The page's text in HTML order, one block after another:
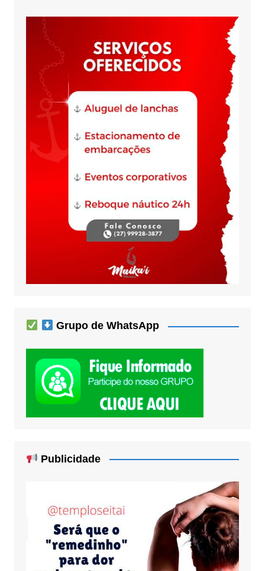
Grupo de WhatsApp
Publicidade